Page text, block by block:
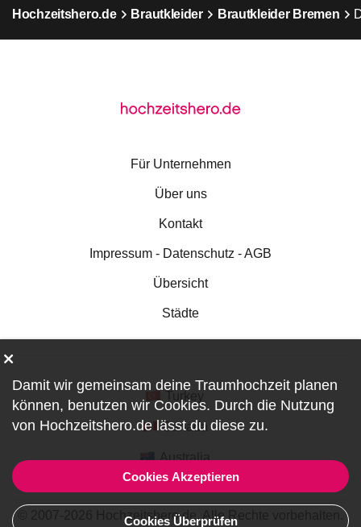
Hochzeitshero.de Brautkleider Brautkleider Bremen
Für Unternehmen
Über uns
Kontakt
Impressum - Datenschutz - AGB
Übersicht
Städte
Canada
Australia
© 2007-2026 Hochzeitshero.de. Alle Rechte vorbehalten.
Damit wir gemeinsam deine Traumhochzeit planen
können, benutzen wir Cookies. Durch die Nutzung
von Hochzeitshero.de lässt du diese zu.
Cookies Akzeptieren
Cookies Überprüfen